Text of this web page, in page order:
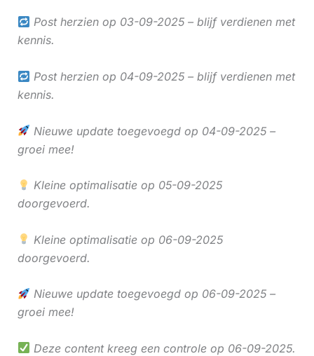
Post herzien op 03-09-2025 – blijf verdienen met
kennis.
Post herzien op 04-09-2025 – blijf verdienen met
kennis.
Nieuwe update toegevoegd op 04-09-2025 –
groei mee!
Kleine optimalisatie op 05-09-2025
doorgevoerd.
Kleine optimalisatie op 06-09-2025
doorgevoerd.
Nieuwe update toegevoegd op 06-09-2025 –
groei mee!
Deze content kreeg een controle op 06-09-2025.